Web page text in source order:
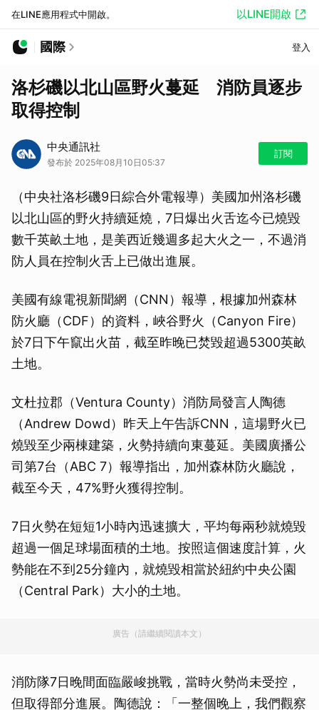
在LINE應用程式中開啟。 以LINE開啟
國際 登入
洛杉磯以北山區野火蔓延 消防員逐步
取得控制
中央通訊社
發布於 2025年08月10日05:37
訂閱
（中央社洛杉磯9日綜合外電報導）美國加州洛杉磯
以北山區的野火持續延燒，7日爆出火舌迄今已燒毀
數千英畝土地，是美西近幾週多起大火之一，不過消
防人員在控制火舌上已做出進展。
美國有線電視新聞網（CNN）報導，根據加州森林
防火廳（CDF）的資料，峽谷野火（Canyon Fire）
於7日下午竄出火苗，截至昨晚已焚毀超過5300英畝
土地。
文杜拉郡（Ventura County）消防局發言人陶德
（Andrew Dowd）昨天上午告訴CNN，這場野火已
燒毀至少兩棟建築，火勢持續向東蔓延。美國廣播公
司第7台（ABC 7）報導指出，加州森林防火廳說，
截至今天，47%野火獲得控制。
7日火勢在短短1小時內迅速擴大，平均每兩秒就燒毀
超過一個足球場面積的土地。按照這個速度計算，火
勢能在不到25分鐘內，就燒毀相當於紐約中央公園
（Central Park）大小的土地。
廣告（請繼續閱讀本文）
消防隊7日晚間面臨嚴峻挑戰，當時火勢尚未受控，
但取得部分進展。陶德說：「一整個晚上，我們觀察